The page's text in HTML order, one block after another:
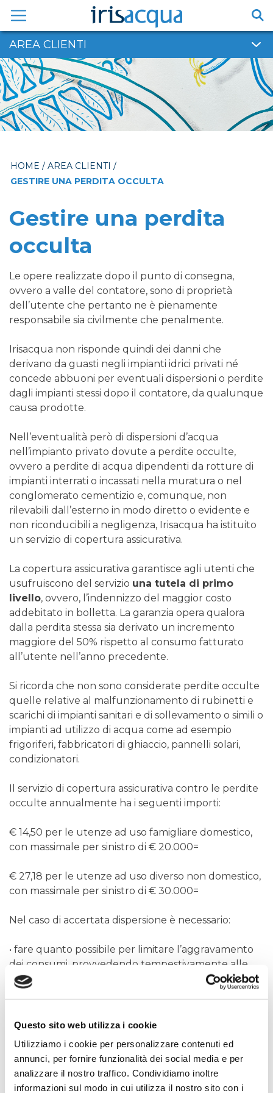
Questo sito web utilizza i cookie
Utilizziamo i cookie per personalizzare contenuti ed
annunci, per fornire funzionalità dei social media e per
analizzare il nostro traffico. Condividiamo inoltre
informazioni sul modo in cui utilizza il nostro sito con i
contenuto
AREA CLIENTI
HOME / AREA CLIENTI /
GESTIRE UNA PERDITA OCCULTA
Gestire una perdita
occulta
Le opere realizzate dopo il punto di consegna,
ovvero a valle del contatore, sono di proprietà
dell’utente che pertanto ne è pienamente
responsabile sia civilmente che penalmente.
Irisacqua non risponde quindi dei danni che
derivano da guasti negli impianti idrici privati né
concede abbuoni per eventuali dispersioni o perdite
dagli impianti stessi dopo il contatore, da qualunque
causa prodotte.
Nell’eventualità però di dispersioni d’acqua
nell’impianto privato dovute a perdite occulte,
ovvero a perdite di acqua dipendenti da rotture di
impianti interrati o incassati nella muratura o nel
conglomerato cementizio e, comunque, non
rilevabili dall’esterno in modo diretto o evidente e
non riconducibili a negligenza, Irisacqua ha istituito
un servizio di copertura assicurativa.
La copertura assicurativa garantisce agli utenti che
usufruiscono del servizio una tutela di primo
livello, ovvero, l’indennizzo del maggior costo
addebitato in bolletta. La garanzia opera qualora
dalla perdita stessa sia derivato un incremento
maggiore del 50% rispetto al consumo fatturato
all’utente nell’anno precedente.
Si ricorda che non sono considerate perdite occulte
quelle relative al malfunzionamento di rubinetti e
scarichi di impianti sanitari e di sollevamento o simili o
impianti ad utilizzo di acqua come ad esempio
frigoriferi, fabbricatori di ghiaccio, pannelli solari,
condizionatori.
Il servizio di copertura assicurativa contro le perdite
occulte annualmente ha i seguenti importi:
€ 14,50 per le utenze ad uso famigliare domestico,
con massimale per sinistro di € 20.000=
€ 27,18 per le utenze ad uso diverso non domestico,
con massimale per sinistro di € 30.000=
Nel caso di accertata dispersione è necessario:
• fare quanto possibile per limitare l’aggravamento
dei consumi, provvedendo tempestivamente alle
prime riparazioni del guasto;
occulta compilando l’apposito
scadenza della bolletta su cui è stata addebitata la